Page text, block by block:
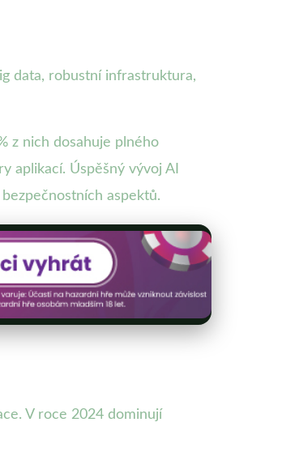
data, robustní infrastruktura,
z nich dosahuje plného
aplikací. Úspěšný vývoj AI
aspektů.
V roce 2024 dominují